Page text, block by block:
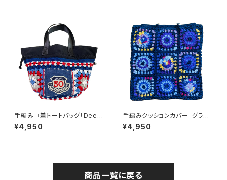
手編み巾着トートバッグ「Deep
Blue」かぎ針編み ハンドメイド
¥4,950
手編みクッションカバー「グラニ
ースクエア」日本製（ハンドメイ
ド）
¥4,950
商品一覧に戻る